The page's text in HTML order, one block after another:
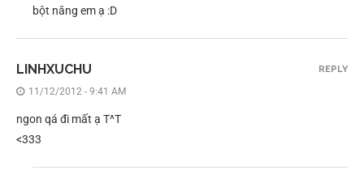
bột năng em ạ :D
LINHXUCHU
11/12/2012 - 9:41 AM
ngon qá đi mất ạ T^T
<333
REPLY